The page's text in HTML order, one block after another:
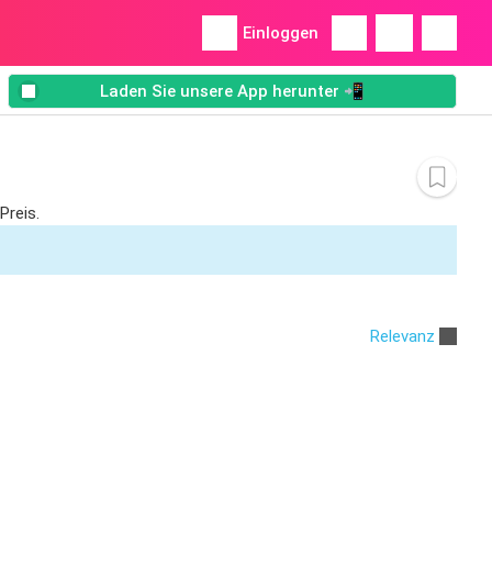
Einloggen
Laden Sie unsere App herunter 📲
Relevanz